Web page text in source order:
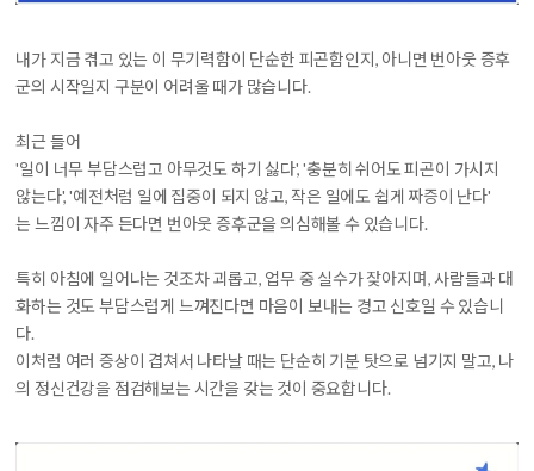
내가 지금 겪고 있는 이 무기력함이 단순한 피곤함인지, 아니면 번아웃 증후
군의 시작일지 구분이 어려울 때가 많습니다.
최근 들어
'일이 너무 부담스럽고 아무것도 하기 싫다', '충분히 쉬어도 피곤이 가시지
않는다', '예전처럼 일에 집중이 되지 않고, 작은 일에도 쉽게 짜증이 난다'
는 느낌이 자주 든다면 번아웃 증후군을 의심해볼 수 있습니다.
특히 아침에 일어나는 것조차 괴롭고, 업무 중 실수가 잦아지며, 사람들과 대
화하는 것도 부담스럽게 느껴진다면 마음이 보내는 경고 신호일 수 있습니
다.
이처럼 여러 증상이 겹쳐서 나타날 때는 단순히 기분 탓으로 넘기지 말고, 나
의 정신건강을 점검해보는 시간을 갖는 것이 중요합니다.